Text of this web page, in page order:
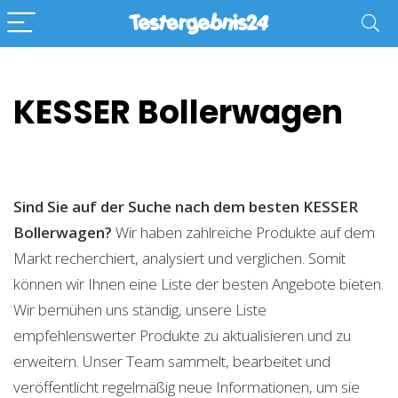
KESSER Bollerwagen
Sind Sie auf der Suche nach dem besten KESSER
Bollerwagen? Wir haben zahlreiche Produkte auf dem
Markt recherchiert, analysiert und verglichen. Somit
können wir Ihnen eine Liste der besten Angebote bieten.
Wir bemühen uns ständig, unsere Liste
empfehlenswerter Produkte zu aktualisieren und zu
erweitern. Unser Team sammelt, bearbeitet und
veröffentlicht regelmäßig neue Informationen, um sie